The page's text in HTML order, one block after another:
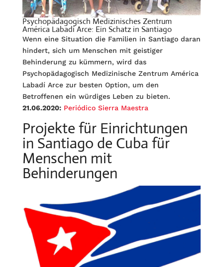
Psychopädagogisch Medizinisches Zentrum
América Labadí Arce: Ein Schatz in Santiago
Wenn eine Situation die Familien in Santiago daran
hindert, sich um Menschen mit geistiger
Behinderung zu kümmern, wird das
Psychopädagogisch Medizinische Zentrum América
Labadí Arce zur besten Option, um den
Betroffenen ein würdiges Leben zu bieten.
21.06.2020: Periódico Sierra Maestra
Projekte für Einrichtungen
in Santiago de Cuba für
Menschen mit
Behinderungen